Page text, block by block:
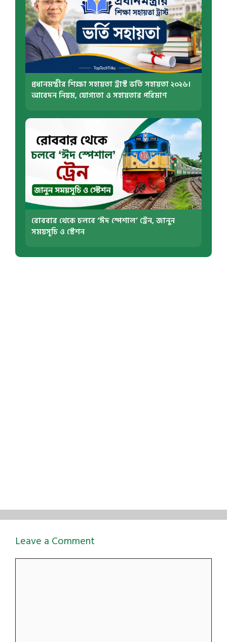
প্রধানমন্ত্রীর শিক্ষা সহায়তা ট্রাস্ট ভর্তি সহায়তা ২০২৬।
আবেদন নিয়ম, যোগ্যতা ও সহায়তার পরিমাণ
রোববার থেকে চলবে ‘ঈদ স্পেশাল’ ট্রেন, জানুন
সময়সূচি ও স্টেশন
Leave a Comment
Comment